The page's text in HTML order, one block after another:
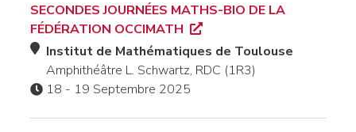
SECONDES JOURNÉES MATHS-BIO DE LA
FÉDÉRATION OCCIMATH
Institut de Mathématiques de Toulouse
Amphithéâtre L. Schwartz, RDC (1R3)
18 - 19 Septembre 2025